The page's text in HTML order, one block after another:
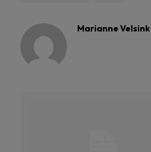
Marianne Velsink